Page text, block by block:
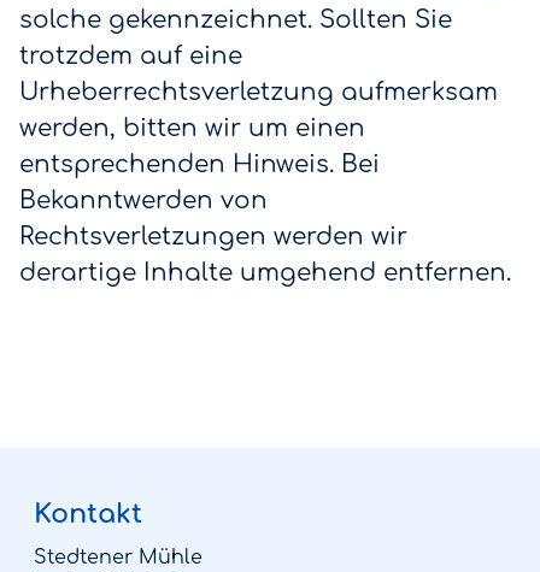
solche gekennzeichnet. Sollten Sie
trotzdem auf eine
Urheberrechtsverletzung aufmerksam
werden, bitten wir um einen
entsprechenden Hinweis. Bei
Bekanntwerden von
Rechtsverletzungen werden wir
derartige Inhalte umgehend entfernen.
Kontakt
Stedtener Mühle